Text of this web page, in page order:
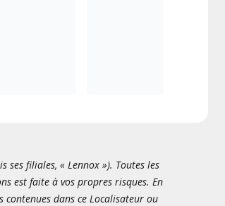
ses filiales, « Lennox »). Toutes les
est faite à vos propres risques. En
contenues dans ce Localisateur ou